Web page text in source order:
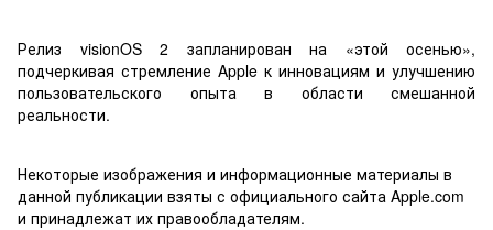
Релиз visionOS 2 запланирован на «этой осенью»,
подчеркивая стремление Apple к инновациям и улучшению
пользовательского опыта в области смешанной
реальности.
Некоторые изображения и информационные материалы в
данной публикации взяты с официального сайта Apple.com
и принадлежат их правообладателям.